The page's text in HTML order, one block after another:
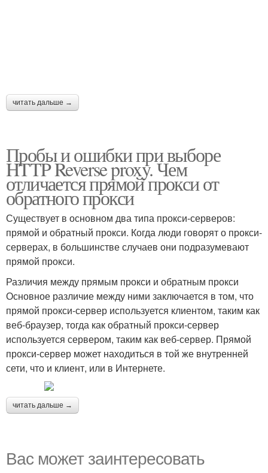
читать дальше →
Пробы и ошибки при выборе
HTTP Reverse proxy. Чем
отличается прямой прокси от
обратного прокси
Существует в основном два типа прокси-серверов:
прямой и обратный прокси. Когда люди говорят о прокси-
серверах, в большинстве случаев они подразумевают
прямой прокси.
Различия между прямым прокси и обратным прокси
Основное различие между ними заключается в том, что
прямой прокси-сервер используется клиентом, таким как
веб-браузер, тогда как обратный прокси-сервер
используется сервером, таким как веб-сервер. Прямой
прокси-сервер может находиться в той же внутренней
сети, что и клиент, или в Интернете.
читать дальше →
Вас может заинтересовать